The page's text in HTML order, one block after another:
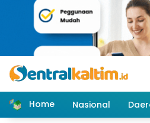
Home Nasional